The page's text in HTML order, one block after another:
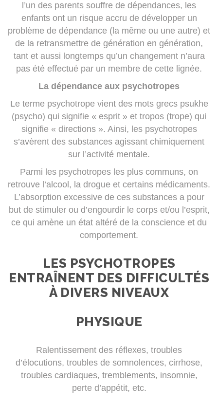
l’un des parents souffre de dépendances, les
enfants ont un risque accru de développer un
problème de dépendance (la même ou une autre) et
de la retransmettre de génération en génération,
tant et aussi longtemps qu’un changement n’aura
pas été effectué par un membre de cette lignée.
La dépendance aux psychotropes
Le terme psychotrope vient des mots grecs psukhe
(psycho) qui signifie « esprit » et tropos (trope) qui
signifie « directions ». Ainsi, les psychotropes
s’avèrent des substances agissant chimiquement
sur l’activité mentale.
Parmi les psychotropes les plus communs, on
retrouve l’alcool, la drogue et certains médicaments.
L’absorption excessive de ces substances a pour
but de stimuler ou d’engourdir le corps et/ou l’esprit,
ce qui amène un état altéré de la conscience et du
comportement.
LES PSYCHOTROPES
ENTRAÎNENT DES DIFFICULTÉS
À DIVERS NIVEAUX
PHYSIQUE
Ralentissement des réflexes, troubles
d’élocutions, troubles de somnolences, cirrhose,
troubles cardiaques, tremblements, insomnie,
perte d’appétit, etc.